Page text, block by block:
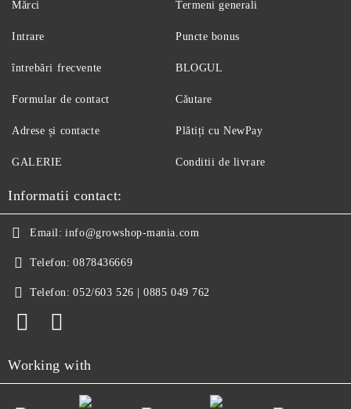
Mărci
Intrare
Termeni generali
Puncte bonus
întrebări frecvente
Formular de contact
Adrese și contacte
GALERIE
BLOGUL
Căutare
Plătiți cu NewPay
Conditii de livrare
Informatii contact:
Email: info@growshop-mania.com
Telefon: 0878436669
Telefon: 052/603 526 | 0885 049 762
Working with